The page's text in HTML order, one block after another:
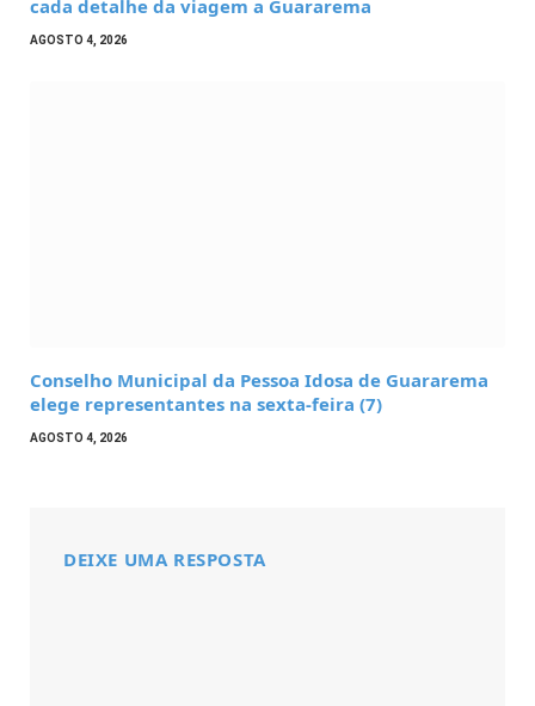
cada detalhe da viagem a Guararema
AGOSTO 4, 2026
Conselho Municipal da Pessoa Idosa de Guararema
elege representantes na sexta-feira (7)
AGOSTO 4, 2026
DEIXE UMA RESPOSTA